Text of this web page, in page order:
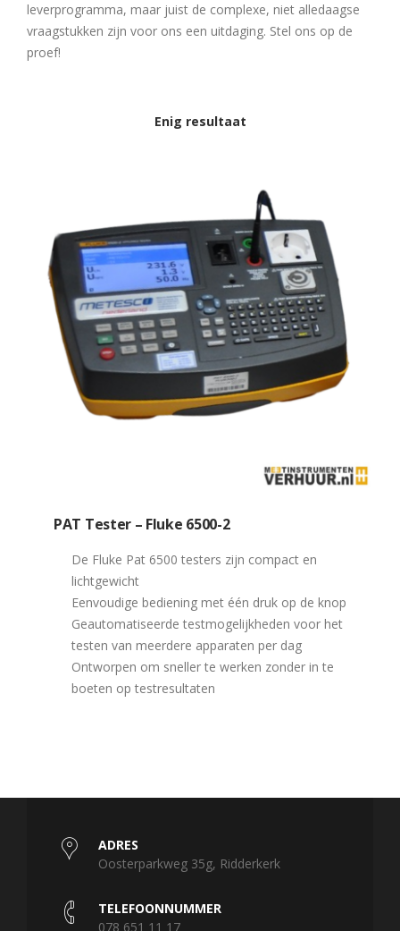
leverprogramma, maar juist de complexe, niet alledaagse
vraagstukken zijn voor ons een uitdaging. Stel ons op de
proef!
Enig resultaat
PAT Tester – Fluke 6500-2
De Fluke Pat 6500 testers zijn compact en
lichtgewicht
Eenvoudige bediening met één druk op de knop
Geautomatiseerde testmogelijkheden voor het
testen van meerdere apparaten per dag
Ontworpen om sneller te werken zonder in te
boeten op testresultaten
ADRES
Oosterparkweg 35g, Ridderkerk
TELEFOONNUMMER
078 651 11 17